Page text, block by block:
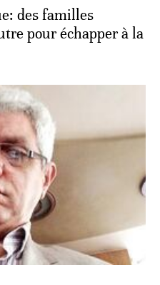
des familles
pour échapper à la